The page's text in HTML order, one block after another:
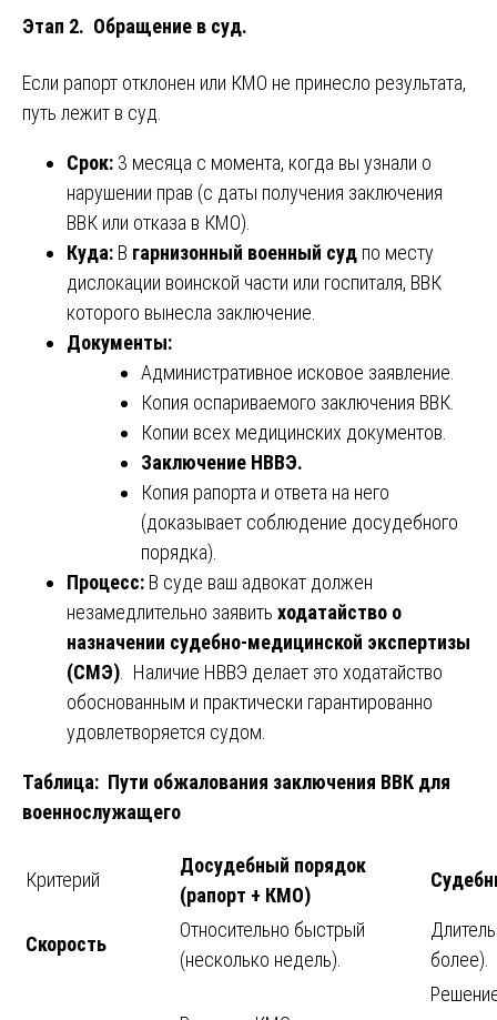
Этап 2. Обращение в суд.
Если рапорт отклонен или КМО не принесло результата,
путь лежит в суд.
Срок: 3 месяца с момента, когда вы узнали о
нарушении прав (с даты получения заключения
ВВК или отказа в КМО).
Куда: В гарнизонный военный суд по месту
дислокации воинской части или госпиталя, ВВК
которого вынесла заключение.
Документы:
Административное исковое заявление.
Копия оспариваемого заключения ВВК.
Копии всех медицинских документов.
Заключение НВВЭ.
Копия рапорта и ответа на него
(доказывает соблюдение досудебного
порядка).
Процесс: В суде ваш адвокат должен
незамедлительно заявить ходатайство о
назначении судебно-медицинской экспертизы
(СМЭ) . Наличие НВВЭ делает это ходатайство
обоснованным и практически гарантированно
удовлетворяется судом.
Таблица: Пути обжалования заключения ВВК для
военнослужащего
Критерий
Досудебный порядок
(рапорт + КМО)
Скорость
Относительно быстрый
(несколько недель).
более).